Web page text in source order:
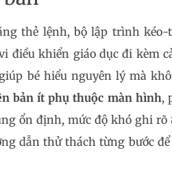
thẻ lệnh, bộ lập trình kéo-
điều khiển giáo dục đi kèm
bé hiểu nguyên lý mà
bản ít phụ thuộc màn hình,
ổn định, mức độ khó ghi rõ
dẫn thử thách từng bước để